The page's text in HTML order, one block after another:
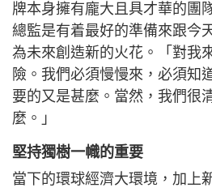
牌本身擁有龐大且具才華的團
總監是有着最好的準備來跟今
為未來創造新的火花。「對我
險。我們必須慢慢來，必須知
要的又是甚麼。當然，我們很
麼。」
堅持獨樹一幟的重要
當下的環球經濟大環境，加上